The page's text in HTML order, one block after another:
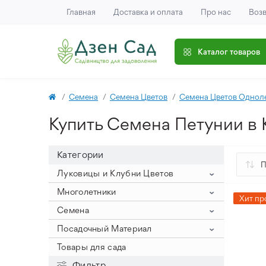
Главная Доставка и оплата Про нас
Каталог товаров
Семена Семена Цветов Семена Цветов
Купить Семена Петунии в
Категории
Луковицы и Клубни Цветов
Гиацинты
Гиацинт на выгонку (крупный
размер луковицы)
Гиацинты Махровые
Крокусы
Крокус Ботанический
Крокус Крупноцветный
Крокус Осенний
Нарцисс
Нарциссы букетные
Нарциссы Корончатые
Тюльпаны
Тюльпан Зеленоцветковый
Аллиум
Многолетники
Клематис
Пионы
Древовидные пионы
Пионы ИТО
Айстра
Астильба
Семена
Семена Овощей
Семена Арахиса
Семена Баклажанов
Семена Цветов
Семена Цветов Однолетних
Посадочный Материал
Лук Севок
Посадочный Картофель
Товары для сада
Хит